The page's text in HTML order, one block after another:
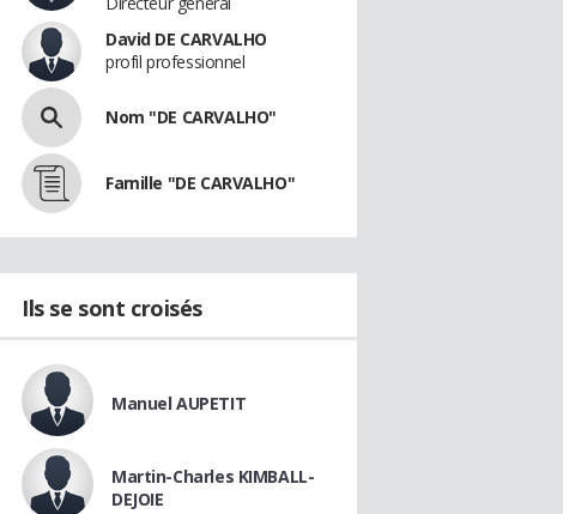
David DE CARVALHO
profil professionnel
Nom "DE CARVALHO"
Famille "DE CARVALHO"
Ils se sont croisés
Manuel AUPETIT
Martin-Charles KIMBALL-
DEJOIE